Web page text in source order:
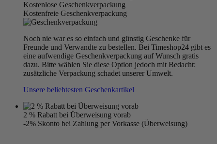
Kostenlose Geschenkverpackung
Kostenfreie Geschenkverpackung
Noch nie war es so einfach und günstig Geschenke für
Freunde und Verwandte zu bestellen. Bei Timeshop24 gibt es
eine aufwendige Geschenkverpackung auf Wunsch gratis
dazu. Bitte wählen Sie diese Option jedoch mit Bedacht:
zusätzliche Verpackung schadet unserer Umwelt.
Unsere beliebtesten Geschenkartikel
2 % Rabatt bei Überweisung vorab
-2% Skonto bei Zahlung per Vorkasse (Überweisung)